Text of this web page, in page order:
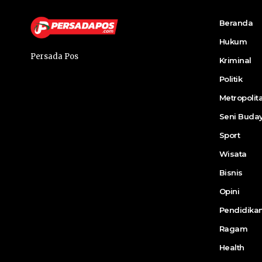
Persada Pos
Beranda
Hukum
Kriminal
Politik
Seni
Sport
Wisata
Bisnis
Opini
Ragam
Health